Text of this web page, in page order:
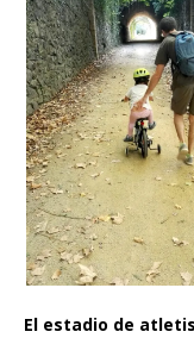
El estadio de